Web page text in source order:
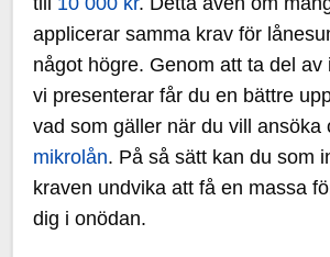
applicerar samma krav för
något högre. Genom att ta del av
vi presenterar får du en bättre
vad som gäller när du vill ansöka
mikrolån. På så sätt kan du som
kraven undvika att få en massa
dig i onödan.